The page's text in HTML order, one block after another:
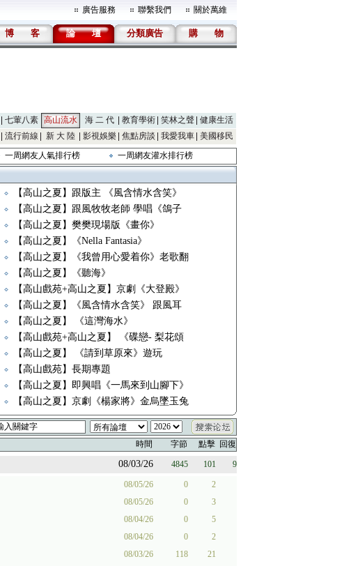
廣告服務 聯繫我們 關於萬維
博 客 論 壇 分類廣告 購 物
七葷八素 高山流水 海 二 代 教育學術 笑林之聲 健康生活
流行前線 新 大 陸 影視娛樂 焦點房談 我愛我車 美國移民
一周網友人氣排行榜 一周網友灌水排行榜
【高山之夏】跟版主 《風含情水含笑》
【高山之夏】跟風牧牧老師 學唱《鴿子
【高山之夏】樊樊現場版《畫你》
【高山之夏】《Nella Fantasia》
【高山之夏】《我曾用心愛着你》老歌翻
【高山之夏】《聽海》
【高山戲苑+高山之夏】京劇《大登殿》
【高山之夏】《風含情水含笑》 跟風耳
【高山之夏】 《這灣海水》
【高山戲苑+高山之夏】 《碟戀- 梨花頌
【高山之夏】 《請到草原來》遊玩
【高山戲苑】長期專題
【高山之夏】即興唱《一馬來到山腳下》
【高山之夏】京劇《楊家將》金烏墜玉兔
時間 字節 點擊 回復
08/03/26 4845 101 9
08/05/26 0 2
08/05/26 0 3
08/04/26 0 5
08/04/26 0 2
08/03/26 118 21